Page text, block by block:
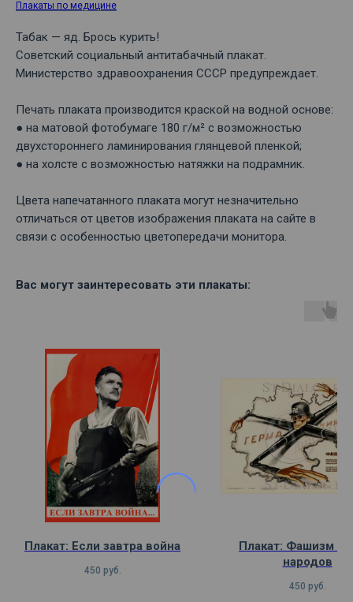
Плакаты по медицине
Табак — яд. Брось курить!
Советский социальный антитабачный плакат.
Министерство здравоохранения СССР предупреждает.
Печать плаката производится краской на водной основе:
● на матовой фотобумаге 180 г/м² с возможностью
двухстороннего ламинирования глянцевой пленкой;
● на холсте с возможностью натяжки на подрамник.
Цвета напечатанного плаката могут незначительно
отличаться от цветов изображения плаката на сайте в
связи с особенностью цветопередачи монитора.
Вас могут заинтересовать эти плакаты:
Плакат: Если завтра война
450 руб.
Плакат: Фашизм —
народов
450 руб.